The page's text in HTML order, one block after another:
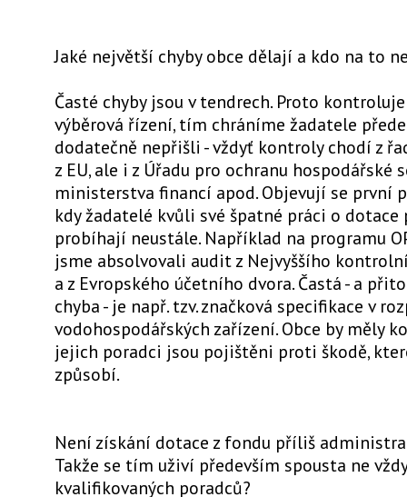
Jaké největší chyby obce dělají a kdo na to
Časté chyby jsou v tendrech. Proto
výběrová řízení, tím chráníme žadatele
dodatečně nepřišli - vždyť kontroly chodí z
z EU, ale i z Úřadu pro ochranu hospodářské
ministerstva financí apod. Objevují se první
kdy žadatelé kvůli své špatné práci o
probíhají neustále. Například na programu
jsme absolvovali audit z Nejvyššího
a z Evropského účetního dvora. Častá - a
chyba - je např. tzv. značková specifikace v
vodohospodářských zařízení. Obce by měly
jejich poradci jsou pojištěni proti škodě,
způsobí.
Není získání dotace z fondu příliš
Takže se tím uživí především spousta ne
kvalifikovaných poradců?